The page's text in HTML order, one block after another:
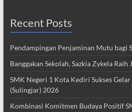
Recent Posts
Pendampingan Penjaminan Mutu bagi
Banggakan Sekolah, Sazkia Zykela Raih
SMK Negeri 1 Kota Kediri Sukses
(Sulingjar) 2026
Kombinasi Komitmen Budaya Positif